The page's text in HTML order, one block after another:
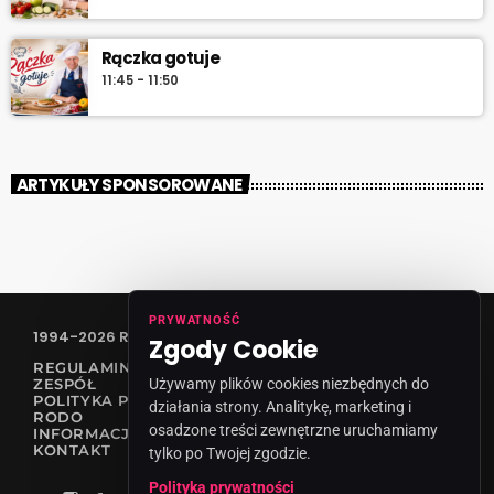
Rączka gotuje
11:45 - 11:50
ARTYKUŁY SPONSOROWANE
1994-2026 RADIO VANESSA SPÓŁKA Z O.O
REGULAMIN KONKURSÓW
ZESPÓŁ
POLITYKA PRYWATNOŚCI
RODO
INFORMACJA O NADAWCY
KONTAKT
PRYWATNOŚĆ
Zgody Cookie
Używamy plików cookies niezbędnych do
działania strony. Analitykę, marketing i
osadzone treści zewnętrzne uruchamiamy
tylko po Twojej zgodzie.
Polityka prywatności